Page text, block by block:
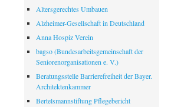
Altersgerechtes Umbauen
Alzheimer-Gesellschaft in Deutschland
Anna Hospiz Verein
bagso (Bundesarbeitsgemeinschaft der
Seniorenorganisationen e. V.)
Beratungsstelle Barrierefreiheit der Bayer.
Architektenkammer
Bertelsmannstiftung Pflegebericht